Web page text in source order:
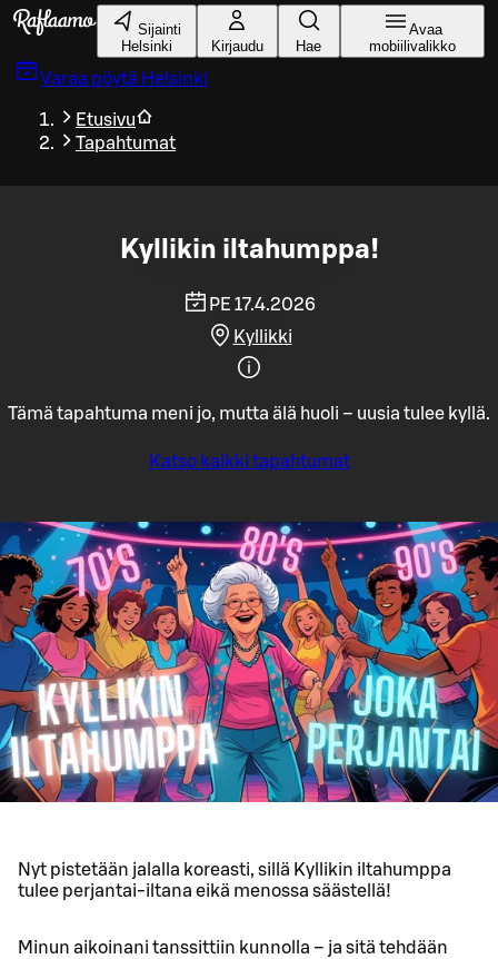
Siirry pääsisältöön
Sijainti
Helsinki
Kirjaudu Hae
Avaa
mobiilivalikko
Varaa pöytä Helsinki
Etusivu
Tapahtumat
Kyllikin iltahumppa!
PE 17.4.2026
Kyllikki
Tämä tapahtuma meni jo, mutta älä huoli – uusia tulee kyllä.
Katso kaikki tapahtumat
Nyt pistetään jalalla koreasti, sillä Kyllikin iltahumppa
tulee perjantai-iltana eikä menossa säästellä!
Minun aikoinani tanssittiin kunnolla – ja sitä tehdään